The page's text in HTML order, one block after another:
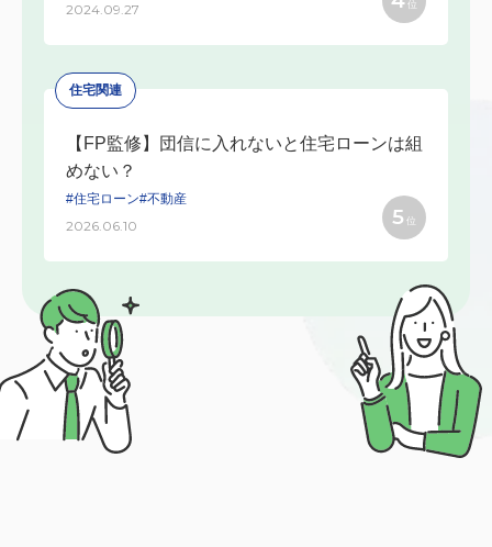
2024.09.27 位
住宅関連
【FP監修】団信に入れないと住宅ローンは組
めない？
#住宅ローン#不動産
2026.06.10 5 位